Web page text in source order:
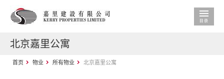
北京嘉里公寓
首页 物业 所有物业 北京嘉里公寓